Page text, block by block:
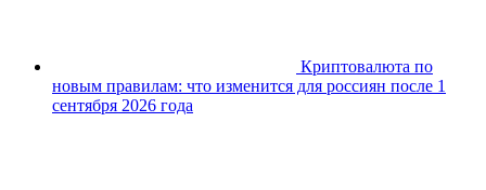
Криптовалюта по
новым правилам: что изменится для россиян после 1
сентября 2026 года